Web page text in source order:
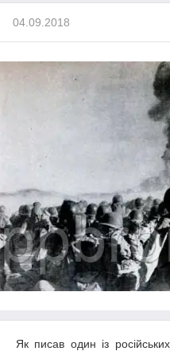
04.09.2018
Як писав один із